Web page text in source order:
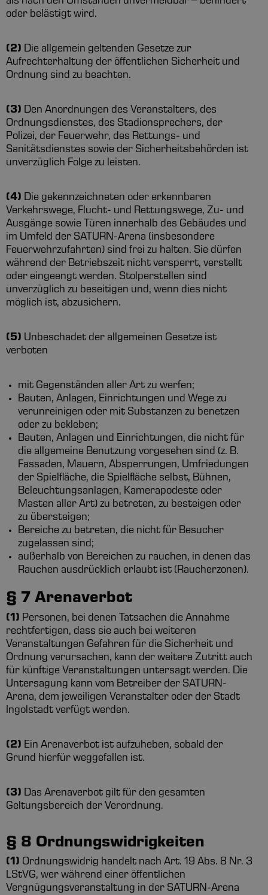
oder belästigt wird.
(2) Die allgemein geltenden Gesetze zur
Aufrechterhaltung der öffentlichen Sicherheit und
Ordnung sind zu beachten.
(3) Den Anordnungen des Veranstalters, des
Ordnungsdienstes, des Stadionsprechers, der
Polizei, der Feuerwehr, des Rettungs- und
Sanitätsdienstes sowie der Sicherheitsbehörden ist
unverzüglich Folge zu leisten.
(4) Die gekennzeichneten oder erkennbaren
Verkehrswege, Flucht- und Rettungswege, Zu- und
Ausgänge sowie Türen innerhalb des Gebäudes und
im Umfeld der SATURN-Arena (insbesondere
Feuerwehrzufahrten) sind frei zu halten. Sie dürfen
während der Betriebszeit nicht versperrt, verstellt
oder eingeengt werden. Stolperstellen sind
unverzüglich zu beseitigen und, wenn dies nicht
möglich ist, abzusichern.
(5) Unbeschadet der allgemeinen Gesetze ist
verboten
mit Gegenständen aller Art zu werfen;
Bauten, Anlagen, Einrichtungen und Wege zu
verunreinigen oder mit Substanzen zu benetzen
oder zu bekleben;
Bauten, Anlagen und Einrichtungen, die nicht für
die allgemeine Benutzung vorgesehen sind (z. B.
Fassaden, Mauern, Absperrungen, Umfriedungen
der Spielfläche, die Spielfläche selbst, Bühnen,
Beleuchtungsanlagen, Kamerapodeste oder
Masten aller Art) zu betreten, zu besteigen oder
zu übersteigen;
Bereiche zu betreten, die nicht für Besucher
zugelassen sind;
außerhalb von Bereichen zu rauchen, in denen das
Rauchen ausdrücklich erlaubt ist (Raucherzonen).
§ 7 Arenaverbot
(1) Personen, bei denen Tatsachen die Annahme
rechtfertigen, dass sie auch bei weiteren
Veranstaltungen Gefahren für die Sicherheit und
Ordnung verursachen, kann der weitere Zutritt auch
für künftige Veranstaltungen untersagt werden. Die
Untersagung kann vom Betreiber der SATURN-
Arena, dem jeweiligen Veranstalter oder der Stadt
Ingolstadt verfügt werden.
(2) Ein Arenaverbot ist aufzuheben, sobald der
Grund hierfür weggefallen ist.
(3) Das Arenaverbot gilt für den gesamten
Geltungsbereich der Verordnung.
§ 8 Ordnungswidrigkeiten
(1) Ordnungswidrig handelt nach Art. 19 Abs. 8 Nr. 3
LStVG, wer während einer öffentlichen
Vergnügungsveranstaltung in der SATURN-Arena